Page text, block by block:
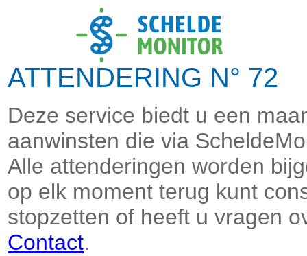
ATTENDERING N°
Deze service biedt u een
aanwinsten die via
Alle attenderingen worden
op elk moment terug kunt
stopzetten of heeft u vragen
Contact.